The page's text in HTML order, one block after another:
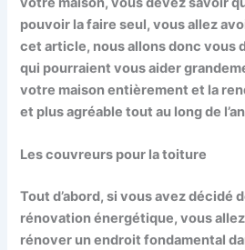
pouvoir la faire seul, vous allez
cet article, nous allons donc vous
qui pourraient vous aider
votre maison entièrement et la
et plus agréable tout au long de
Les couvreurs pour la toiture
Tout d’abord, si vous avez décidé
rénovation énergétique, vous
rénover un endroit fondamental